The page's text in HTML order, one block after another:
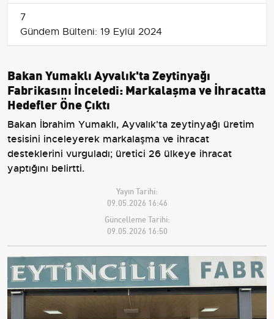
7
Gündem Bülteni: 19 Eylül 2024
Bakan Yumaklı Ayvalık'ta Zeytinyağı
Fabrikasını İnceledi: Markalaşma ve İhracatta
Hedefler Öne Çıktı
Bakan İbrahim Yumaklı, Ayvalık'ta zeytinyağı üretim
tesisini inceleyerek markalaşma ve ihracat
desteklerini vurguladı; üretici 26 ülkeye ihracat
yaptığını belirtti.
Yayın Tarihi:
09.05.2026 16:46
Güncelleme Tarihi:
09.05.2026 16:50